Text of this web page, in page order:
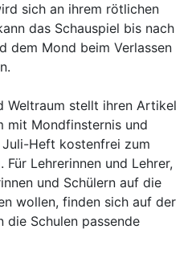
sich an ihrem rötlichen
das Schauspiel bis nach
dem Mond beim Verlassen
Weltraum stellt ihren Artikel
mit Mondfinsternis und
Juli-Heft kostenfrei zum
Lehrerinnen und Lehrer,
und Schülern auf die
wollen, finden sich auf der
die Schulen passende